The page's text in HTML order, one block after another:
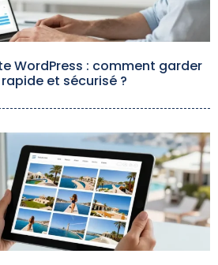
WordPress : comment garder
et sécurisé ?